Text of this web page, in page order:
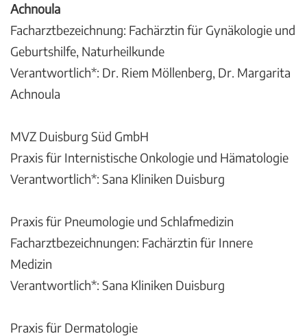
Achnoula
Facharztbezeichnung: Fachärztin für Gynäkologie und
Geburtshilfe, Naturheilkunde
Verantwortlich*: Dr. Riem Möllenberg, Dr. Margarita
Achnoula
MVZ Duisburg Süd GmbH
Praxis für Internistische Onkologie und Hämatologie
Verantwortlich*: Sana Kliniken Duisburg
Praxis für Pneumologie und Schlafmedizin
Facharztbezeichnungen: Fachärztin für Innere
Medizin
Verantwortlich*: Sana Kliniken Duisburg
Praxis für Dermatologie